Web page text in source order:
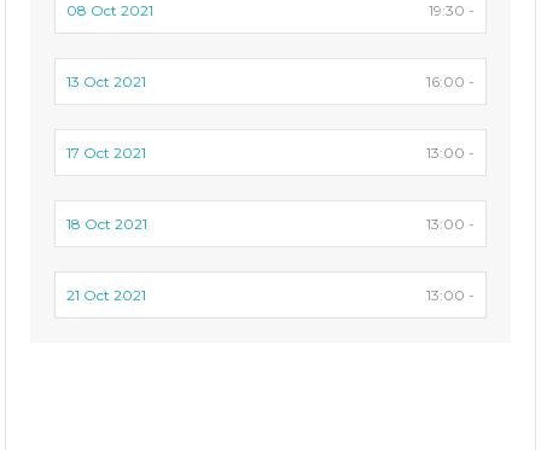
08 Oct 2021 19:30 -
13 Oct 2021 16:00 -
17 Oct 2021 13:00 -
18 Oct 2021 13:00 -
21 Oct 2021 13:00 -